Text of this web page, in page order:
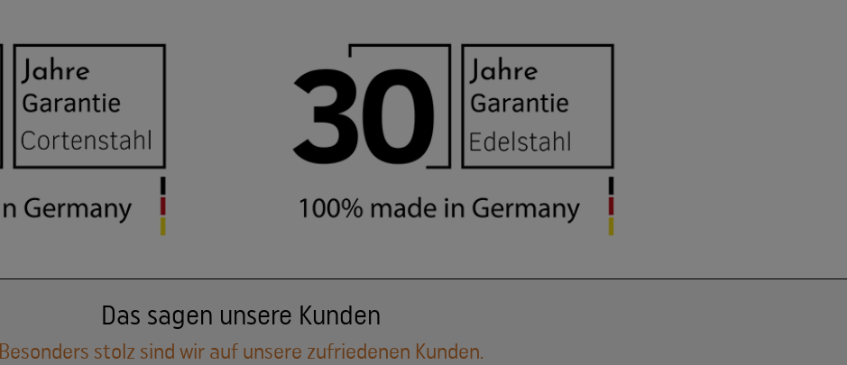
Das sagen unsere Kunden
Besonders stolz sind wir auf unsere zufriedenen Kunden.